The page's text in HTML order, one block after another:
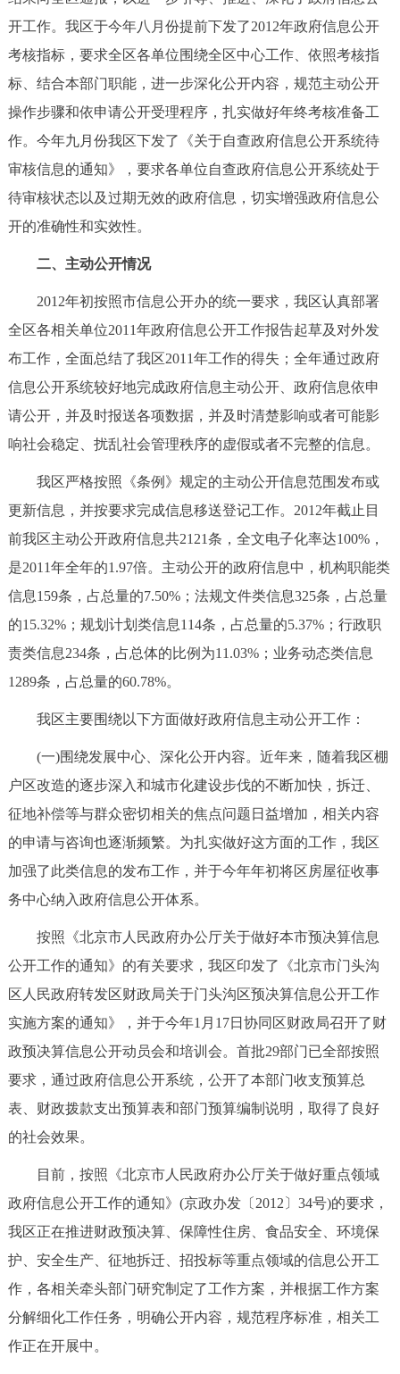
开工作。我区于今年八月份提前下发了2012年政府信息公开
考核指标，要求全区各单位围绕全区中心工作、依照考核指
标、结合本部门职能，进一步深化公开内容，规范主动公开
操作步骤和依申请公开受理程序，扎实做好年终考核准备工
作。今年九月份我区下发了《关于自查政府信息公开系统待
审核信息的通知》，要求各单位自查政府信息公开系统处于
待审核状态以及过期无效的政府信息，切实增强政府信息公
开的准确性和实效性。
二、主动公开情况
2012年初按照市信息公开办的统一要求，我区认真部署
全区各相关单位2011年政府信息公开工作报告起草及对外发
布工作，全面总结了我区2011年工作的得失；全年通过政府
信息公开系统较好地完成政府信息主动公开、政府信息依申
请公开，并及时报送各项数据，并及时清楚影响或者可能影
响社会稳定、扰乱社会管理秩序的虚假或者不完整的信息。
我区严格按照《条例》规定的主动公开信息范围发布或
更新信息，并按要求完成信息移送登记工作。2012年截止目
前我区主动公开政府信息共2121条，全文电子化率达100%，
是2011年全年的1.97倍。主动公开的政府信息中，机构职能类
信息159条，占总量的7.50%；法规文件类信息325条，占总量
的15.32%；规划计划类信息114条，占总量的5.37%；行政职
责类信息234条，占总体的比例为11.03%；业务动态类信息
1289条，占总量的60.78%。
我区主要围绕以下方面做好政府信息主动公开工作：
(一)围绕发展中心、深化公开内容。近年来，随着我区棚
户区改造的逐步深入和城市化建设步伐的不断加快，拆迁、
征地补偿等与群众密切相关的焦点问题日益增加，相关内容
的申请与咨询也逐渐频繁。为扎实做好这方面的工作，我区
加强了此类信息的发布工作，并于今年年初将区房屋征收事
务中心纳入政府信息公开体系。
按照《北京市人民政府办公厅关于做好本市预决算信息
公开工作的通知》的有关要求，我区印发了《北京市门头沟
区人民政府转发区财政局关于门头沟区预决算信息公开工作
实施方案的通知》，并于今年1月17日协同区财政局召开了财
政预决算信息公开动员会和培训会。首批29部门已全部按照
要求，通过政府信息公开系统，公开了本部门收支预算总
表、财政拨款支出预算表和部门预算编制说明，取得了良好
的社会效果。
目前，按照《北京市人民政府办公厅关于做好重点领域
政府信息公开工作的通知》(京政办发〔2012〕34号)的要求，
我区正在推进财政预决算、保障性住房、食品安全、环境保
护、安全生产、征地拆迁、招投标等重点领域的信息公开工
作，各相关牵头部门研究制定了工作方案，并根据工作方案
分解细化工作任务，明确公开内容，规范程序标准，相关工
作正在开展中。